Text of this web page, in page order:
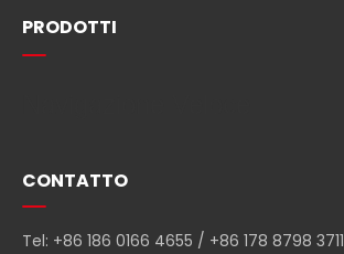
PRODOTTI
CONTATTO
Tel: +86 186 0166 4655 / +86 178 8798 3711